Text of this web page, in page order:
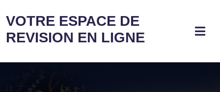
VOTRE ESPACE DE
REVISION EN LIGNE